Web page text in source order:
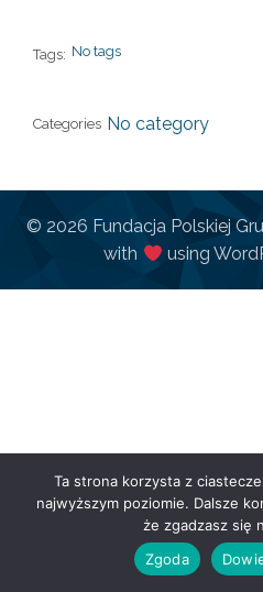
Tags: No tags
Categories No category
© 2026 Fundacja Polskiej
with
using
Ta strona korzysta z
najwyższym poziomie. Dalsze
że zgadzasz się
Zgoda